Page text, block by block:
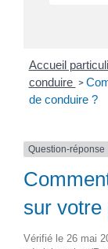
Accueil
conduire >
de conduire ?
Question-réponse
sur votre
Vérifié le 26 mai